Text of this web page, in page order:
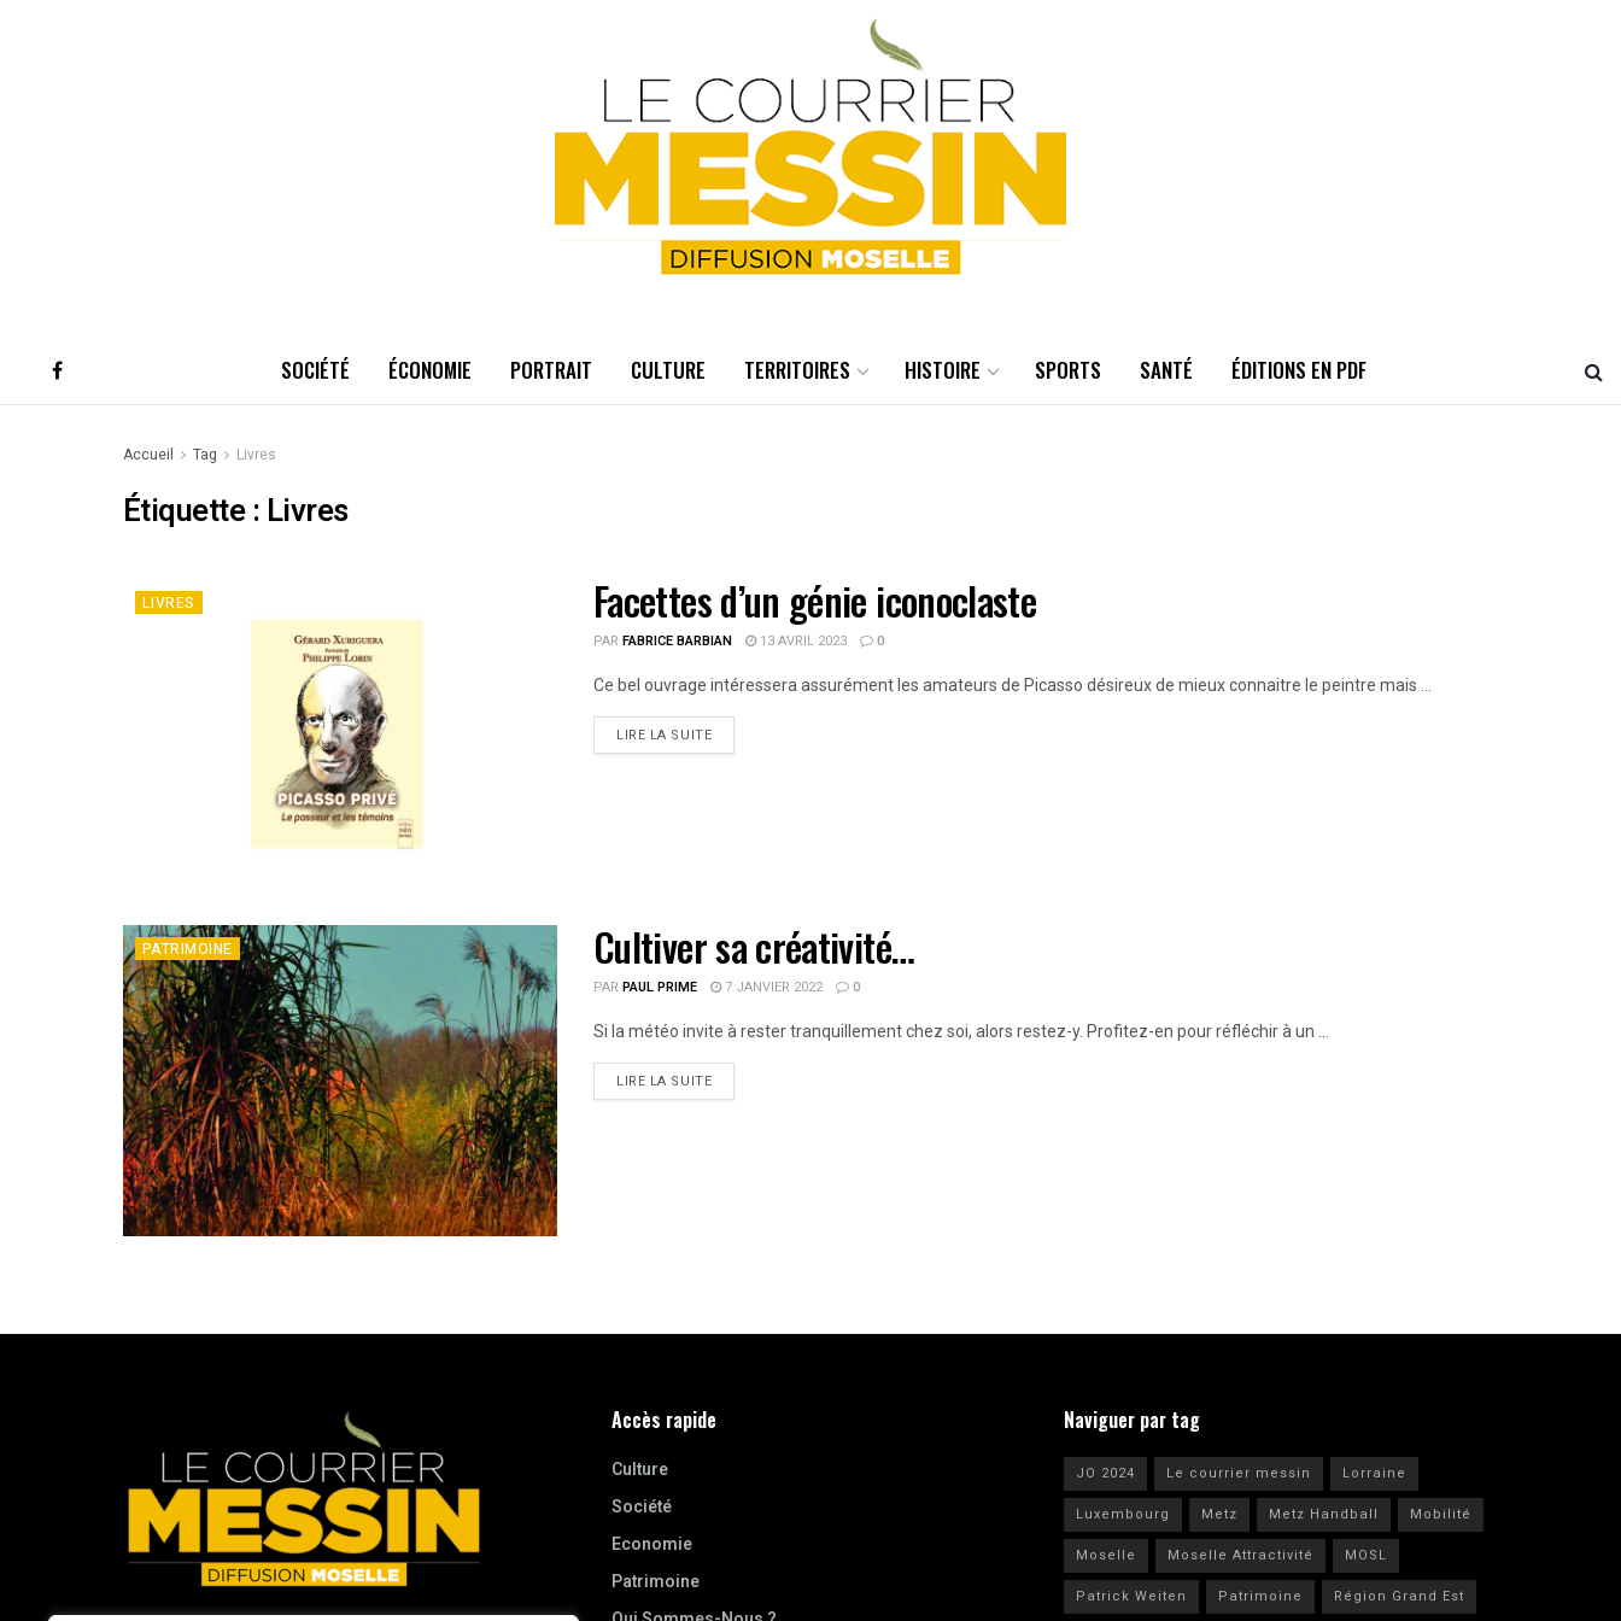
SOCIÉTÉ ÉCONOMIE PORTRAIT CULTURE TERRITOIRES HISTOIRE SPORTS SANTÉ ÉDITIONS EN PDF
Accueil Tag Livres
Étiquette : Livres
LIVRES Facettes d’un génie iconoclaste
PAR FABRICE BARBIAN 13 AVRIL 2023 0
Ce bel ouvrage intéressera assurément les amateurs de Picasso désireux de mieux connaitre le peintre mais ...
LIRE LA SUITE
PATRIMOINE Cultiver sa créativité…
PAR PAUL PRIME 7 JANVIER 2022 0
Si la météo invite à rester tranquillement chez soi, alors restez-y. Profitez-en pour réfléchir à un ...
LIRE LA SUITE
Accès rapide
Culture
Société
Economie
Patrimoine
Naviguer par tag
JO 2024 Le courrier messin
Lorraine
Luxembourg
Metz Metz Handball
Mobilité
Moselle
Moselle Attractivité
MOSL
Patrick Weiten
Patrimoine Région Grand Est